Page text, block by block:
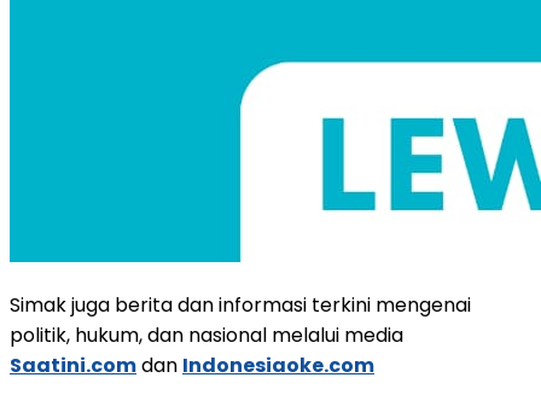
Simak juga berita dan informasi terkini mengenai
politik, hukum, dan nasional melalui media
Saatini.comdan Indonesiaoke.com